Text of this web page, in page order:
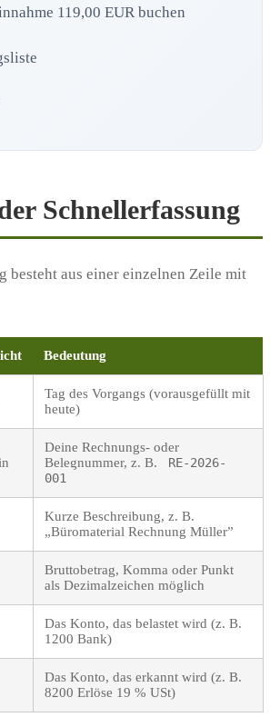
119,00 EUR buchen
Schnellerfassung
besteht aus einer einzelnen Zeile mit
Bedeutung
Tag des Vorgangs (vorausgefüllt mit
heute)
Deine Rechnungs- oder
Belegnummer, z. B.
RE-2026-
001
Kurze Beschreibung, z. B.
„Büromaterial Rechnung Müller”
Bruttobetrag, Komma oder Punkt
als Dezimalzeichen möglich
Das Konto, das belastet wird (z. B.
1200 Bank)
Das Konto, das erkannt wird (z. B.
8200 Erlöse 19 % USt)